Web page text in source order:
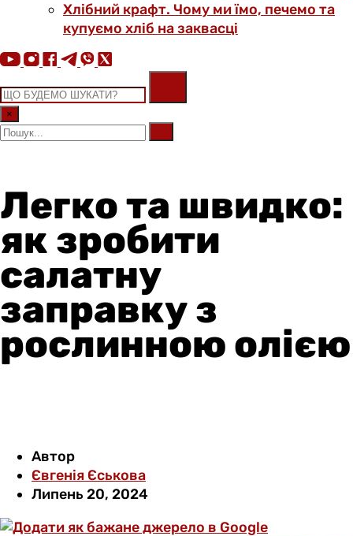
Хлібний крафт. Чому ми їмо, печемо та
купуємо хліб на заквасці
×
Легко та швидко:
як зробити
салатну
заправку з
рослинною олією
Автор
Євгенія Єськова
Липень 20, 2024